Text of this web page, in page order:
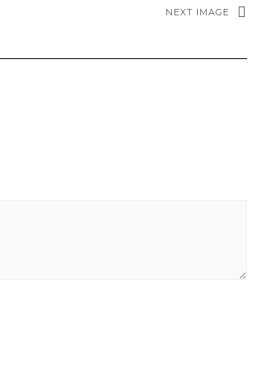
NEXT IMAGE